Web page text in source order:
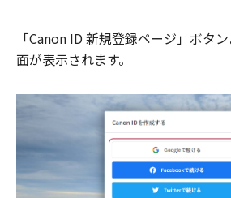
「Canon ID 新規登録ページ」ボタ
面が表示されます。